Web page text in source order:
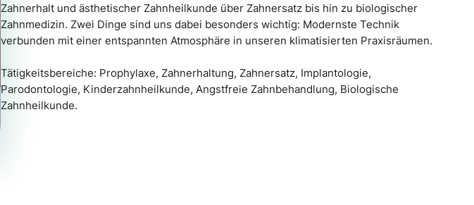
Zahnerhalt und ästhetischer Zahnheilkunde über Zahnersatz bis hin zu biologischer
Zahnmedizin. Zwei Dinge sind uns dabei besonders wichtig: Modernste Technik
verbunden mit einer entspannten Atmosphäre in unseren klimatisierten Praxisräumen.
Tätigkeitsbereiche: Prophylaxe, Zahnerhaltung, Zahnersatz, Implantologie,
Parodontologie, Kinderzahnheilkunde, Angstfreie Zahnbehandlung, Biologische
Zahnheilkunde.